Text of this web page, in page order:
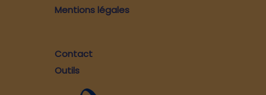
Mentions légales
Contact
Outils